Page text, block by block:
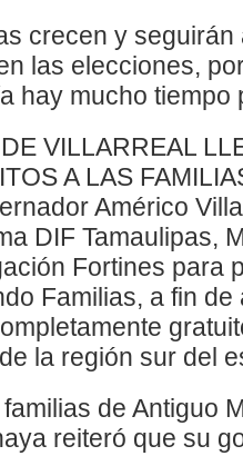
crecen y
las elecciones,
hay mucho tiempo
VILLARREAL
A LAS
Américo
DIF Tamaulipas,
Fortines para
Familias, a fin
la región sur del
de Antiguo
reiteró que su